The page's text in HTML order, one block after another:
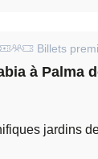
Billets
à Palma
jardins